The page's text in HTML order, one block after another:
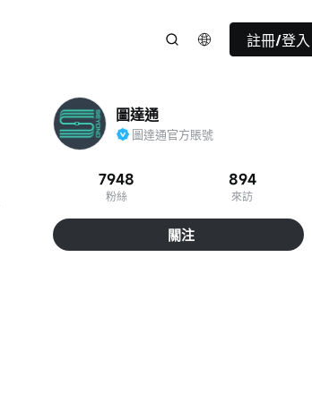
註冊/登入
圖達通
圖達通官方賬號
7948
粉絲
894
來訪
關注